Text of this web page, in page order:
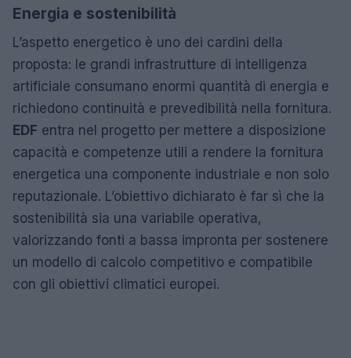
Energia e sostenibilità
L’aspetto energetico è uno dei cardini della
proposta: le grandi infrastrutture di intelligenza
artificiale consumano enormi quantità di energia e
richiedono continuità e prevedibilità nella fornitura.
EDF entra nel progetto per mettere a disposizione
capacità e competenze utili a rendere la fornitura
energetica una componente industriale e non solo
reputazionale. L’obiettivo dichiarato è far sì che la
sostenibilità sia una variabile operativa,
valorizzando fonti a bassa impronta per sostenere
un modello di calcolo competitivo e compatibile
con gli obiettivi climatici europei.